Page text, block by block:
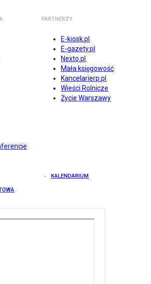
PARTNERZY
E-kiosk.pl
E-gazety.pl
Nexto.pl
Mała księgowość
Kancelarierp.pl
Wieści Rolnicze
Życie Warszawy
KALENDARIUM